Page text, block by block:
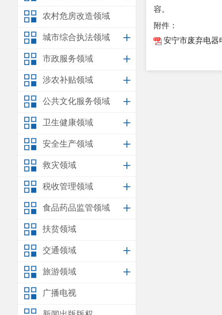
农村危房改造领域
城市综合执法领域
市政服务领域
涉农补贴领域
公共文化服务领域
卫生健康领域
安全生产领域
救灾领域
税收管理领域
食品药品监管领域
扶贫领域
交通领域
旅游领域
广播电视
容。
附件：
安宁市废弃电器